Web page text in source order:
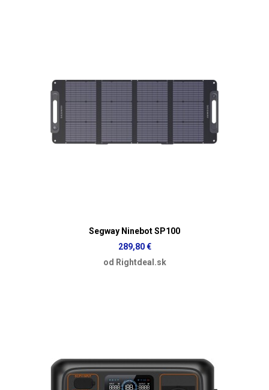
Segway Ninebot SP100
289,80 €
od Rightdeal.sk